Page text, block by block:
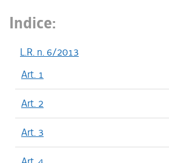
Indice:
L.R. n. 6/2013
Art. 1
Art. 2
Art. 3